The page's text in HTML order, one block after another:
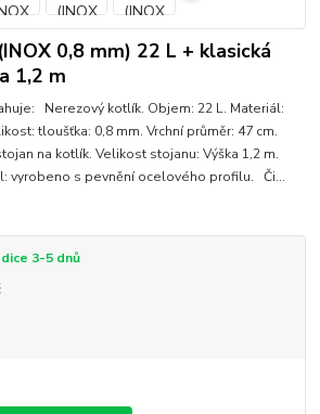
0,8 mm) 22 L + klasická
1,2 m
Nerezový kotlík. Objem: 22 L. Materiál:
tloušťka: 0,8 mm. Vrchní průměr: 47 cm.
na kotlík. Velikost stojanu: Výška 1,2 m.
vyrobeno s pevnění ocelového profilu. Či...
3-5 dnů